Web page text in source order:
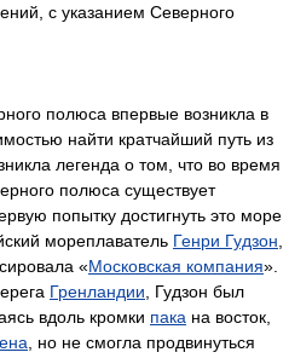
с указанием Северного
полюса впервые возникла в
найти кратчайший путь из
легенда о том, что во время
полюса существует
попытку достигнуть это море
мореплаватель Генри Гудзон
«Московская компания».
Гренландии , Гудзон был
вдоль кромки пака на восток,
, но не смогла продвинуться